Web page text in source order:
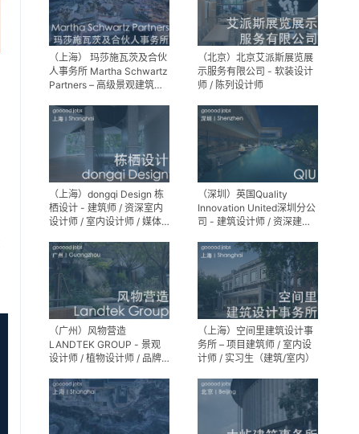
（上海） 玛莎施瓦茨及合伙
人事务所 Martha Schwartz
Partners – 高级景观建筑师
Designer / 景观建筑师
Landscape Designer
（北京）北京艾派斯展览展
示服务有限公司 - 软装设计
师 / 陈列设计师
（上海）dongqi Design 栋
栖设计 - 建筑师 / 资深室内
设计师 / 室内设计师 / 媒体
生（常年招聘）
（深圳）英国Quality
Innovation United深圳分公
司 - 建筑设计师 / 资深建筑
实习生
（广州）风物营造
LANDTEK GROUP - 景观
设计师 / 植物设计师 / 品牌
（上海）空间里建筑设计事
务所 – 项目建筑师 / 室内设
计师 / 实习生（建筑/室内）